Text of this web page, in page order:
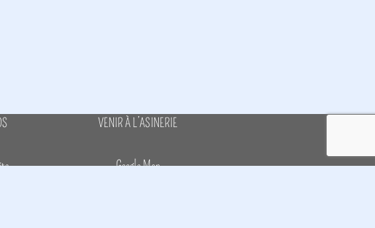
VENIR À L’ASINERIE
Google Map